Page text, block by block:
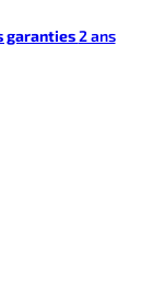
garanties2 ans